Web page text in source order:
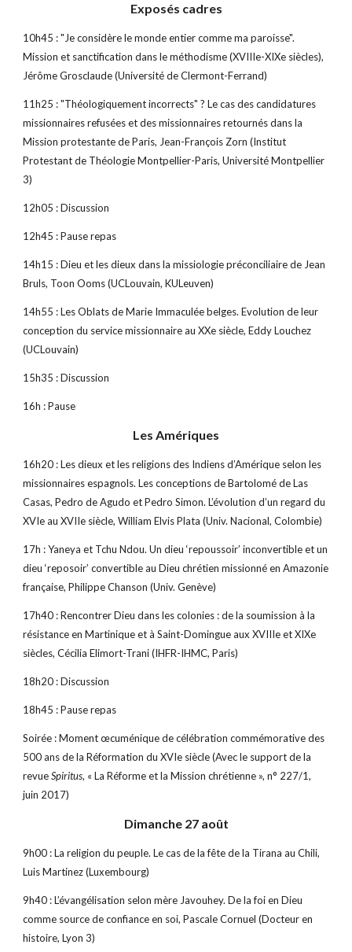
Exposés cadres
10h45 : "Je considère le monde entier comme ma paroisse".
Mission et sanctification dans le méthodisme (XVIIIe-XIXe siècles),
Jérôme Grosclaude (Université de Clermont-Ferrand)
11h25 : "Théologiquement incorrects" ? Le cas des candidatures
missionnaires refusées et des missionnaires retournés dans la
Mission protestante de Paris, Jean-François Zorn (Institut
Protestant de Théologie Montpellier-Paris, Université Montpellier
3)
12h05 : Discussion
12h45 : Pause repas
14h15 : Dieu et les dieux dans la missiologie préconciliaire de Jean
Bruls, Toon Ooms (UCLouvain, KULeuven)
14h55 : Les Oblats de Marie Immaculée belges. Evolution de leur
conception du service missionnaire au XXe siècle, Eddy Louchez
(UCLouvain)
15h35 : Discussion
16h : Pause
Les Amériques
16h20 : Les dieux et les religions des Indiens d’Amérique selon les
missionnaires espagnols. Les conceptions de Bartolomé de Las
Casas, Pedro de Agudo et Pedro Simon. L’évolution d’un regard du
XVIe au XVIIe siècle, William Elvis Plata (Univ. Nacional, Colombie)
17h : Yaneya et Tchu Ndou. Un dieu ‘repoussoir’ inconvertible et un
dieu ‘reposoir’ convertible au Dieu chrétien missionné en Amazonie
française, Philippe Chanson (Univ. Genève)
17h40 : Rencontrer Dieu dans les colonies : de la soumission à la
résistance en Martinique et à Saint-Domingue aux XVIIIe et XIXe
siècles, Cécilia Elimort-Trani (IHFR-IHMC, Paris)
18h20 : Discussion
18h45 : Pause repas
Soirée : Moment œcuménique de célébration commémorative des
500 ans de la Réformation du XVIe siècle (Avec le support de la
revue Spiritus, « La Réforme et la Mission chrétienne », n° 227/1,
juin 2017)
Dimanche 27 août
9h00 : La religion du peuple. Le cas de la fête de la Tirana au Chili,
Luis Martinez (Luxembourg)
9h40 : L’évangélisation selon mère Javouhey. De la foi en Dieu
comme source de confiance en soi, Pascale Cornuel (Docteur en
histoire, Lyon 3)